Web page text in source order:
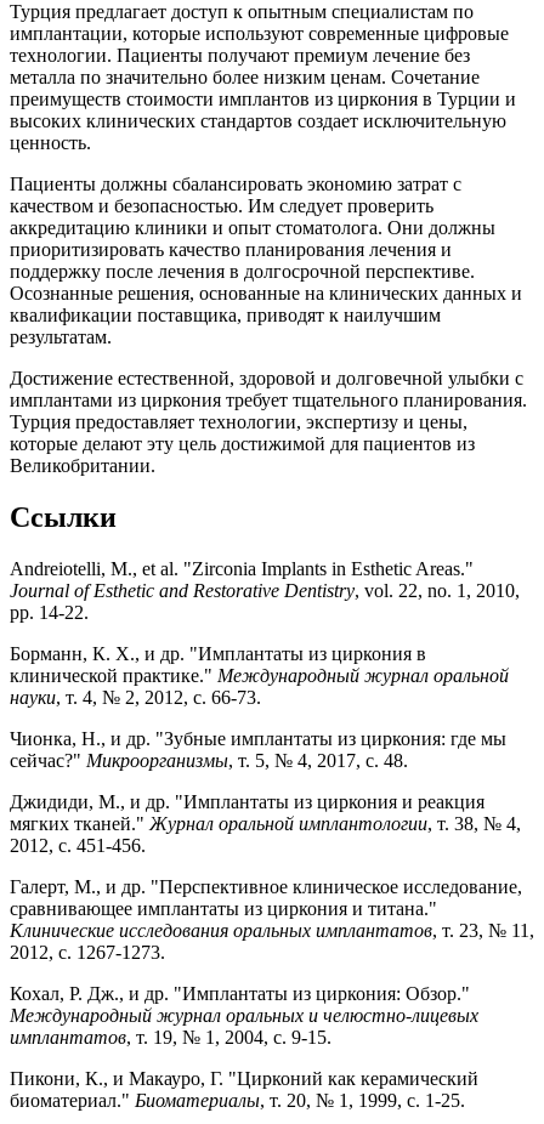
Турция предлагает доступ к опытным специалистам по
имплантации, которые используют современные цифровые
технологии. Пациенты получают премиум лечение без
металла по значительно более низким ценам. Сочетание
преимуществ стоимости имплантов из циркония в Турции и
высоких клинических стандартов создает исключительную
ценность.
Пациенты должны сбалансировать экономию затрат с
качеством и безопасностью. Им следует проверить
аккредитацию клиники и опыт стоматолога. Они должны
приоритизировать качество планирования лечения и
поддержку после лечения в долгосрочной перспективе.
Осознанные решения, основанные на клинических данных и
квалификации поставщика, приводят к наилучшим
результатам.
Достижение естественной, здоровой и долговечной улыбки с
имплантами из циркония требует тщательного планирования.
Турция предоставляет технологии, экспертизу и цены,
которые делают эту цель достижимой для пациентов из
Великобритании.
Ссылки
Andreiotelli, M., et al. "Zirconia Implants in Esthetic Areas."
Journal of Esthetic and Restorative Dentistry, vol. 22, no. 1, 2010,
pp. 14-22.
Борманн, К. Х., и др. "Имплантаты из циркония в
клинической практике." Международный журнал оральной
науки, т. 4, № 2, 2012, с. 66-73.
Чионка, Н., и др. "Зубные имплантаты из циркония: где мы
сейчас?" Микроорганизмы, т. 5, № 4, 2017, с. 48.
Джидиди, М., и др. "Имплантаты из циркония и реакция
мягких тканей." Журнал оральной имплантологии, т. 38, № 4,
2012, с. 451-456.
Галерт, М., и др. "Перспективное клиническое исследование,
сравнивающее имплантаты из циркония и титана."
Клинические исследования оральных имплантатов, т. 23, № 11,
2012, с. 1267-1273.
Кохал, Р. Дж., и др. "Имплантаты из циркония: Обзор."
Международный журнал оральных и челюстно-лицевых
имплантатов, т. 19, № 1, 2004, с. 9-15.
Пикони, К., и Макауро, Г. "Цирконий как керамический
биоматериал." Биоматериалы, т. 20, № 1, 1999, с. 1-25.